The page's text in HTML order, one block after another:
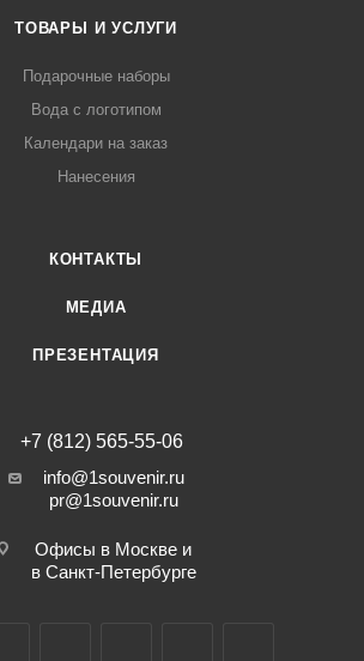
ТОВАРЫ И УСЛУГИ
Подарочные наборы
Вода с логотипом
Календари на заказ
Нанесения
КОНТАКТЫ
МЕДИА
ПРЕЗЕНТАЦИЯ
+7 (812) 565-55-06
info@1souvenir.ru
pr@1souvenir.ru
Офисы в Москве и
в Санкт-Петербурге